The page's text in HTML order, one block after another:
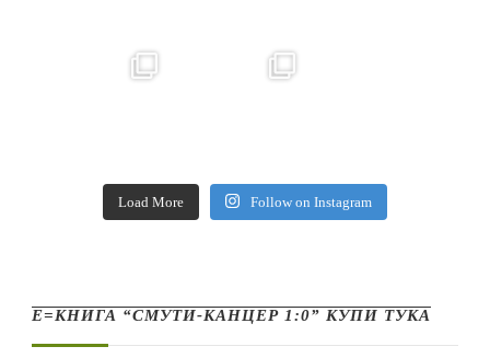
Load More Follow on Instagram
Е=КНИГА “СМУТИ-КАНЦЕР 1:0” КУПИ ТУКА